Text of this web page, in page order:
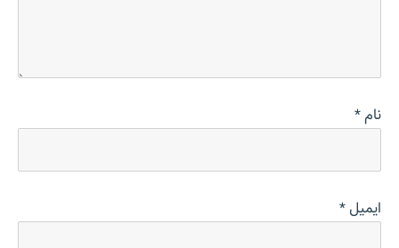
نام*
ایمیل*